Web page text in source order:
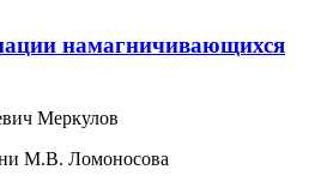
намагничивающихся
Меркулов
М.В. Ломоносова